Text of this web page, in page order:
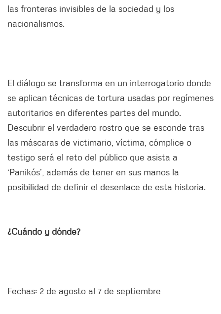
las fronteras invisibles de la sociedad y los
nacionalismos.
El diálogo se transforma en un interrogatorio donde
se aplican técnicas de tortura usadas por regímenes
autoritarios en diferentes partes del mundo.
Descubrir el verdadero rostro que se esconde tras
las máscaras de victimario, víctima, cómplice o
testigo será el reto del público que asista a
‘Panikós’, además de tener en sus manos la
posibilidad de definir el desenlace de esta historia.
¿Cuándo y dónde?
Fechas: 2 de agosto al 7 de septiembre